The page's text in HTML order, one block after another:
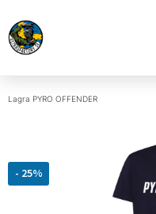
Lagra PYRO OFFENDER
- 25%